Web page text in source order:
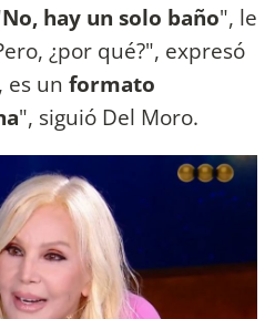
No, hay un solo baño", le
¿por qué?", expresó
es un formato
", siguió Del Moro.